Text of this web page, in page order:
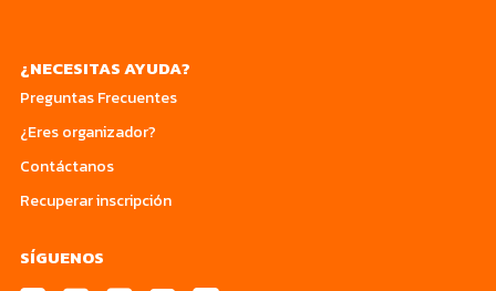
¿NECESITAS AYUDA?
Preguntas Frecuentes
¿Eres organizador?
Contáctanos
Recuperar inscripción
SÍGUENOS